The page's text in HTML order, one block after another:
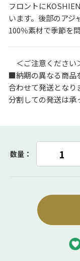
フロントに
います。後部のアジ
100％素材で季節を
＜ご注意ください
■納期の異なる商品
合わせて発送となり
分割しての発送は承
数量：